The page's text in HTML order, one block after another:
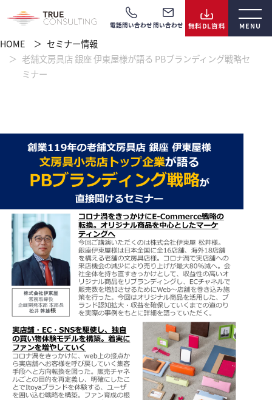
電話問い合わせ問い合わせ
HOME
セミナー情報
老舗文房具店 銀座 伊東屋様が語る PBブランディング戦略セ
ミナー